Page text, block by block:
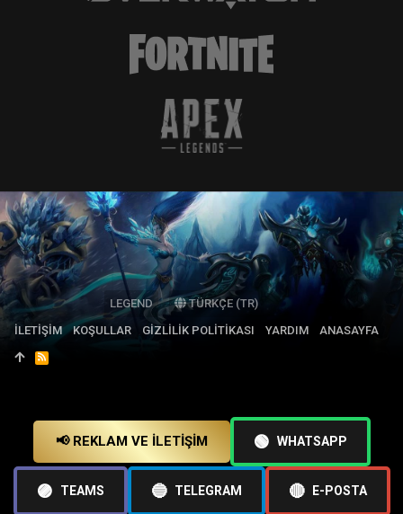
LEGEND
TÜRKÇE (TR)
İLETIŞIM
KOŞULLAR GIZLILIK POLITIKASI YARDIM ANASAYFA
R
S
📢 REKLAM VE İLETIŞIM 🟢 WHATSAPP
🟣 TEAMS 🔵 TELEGRAM 🔴 E-POSTA